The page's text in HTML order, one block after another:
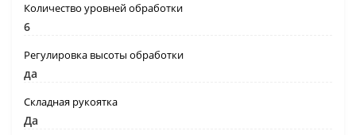
Количество уровней обработки
6
Регулировка высоты обработки
да
Складная рукоятка
Да